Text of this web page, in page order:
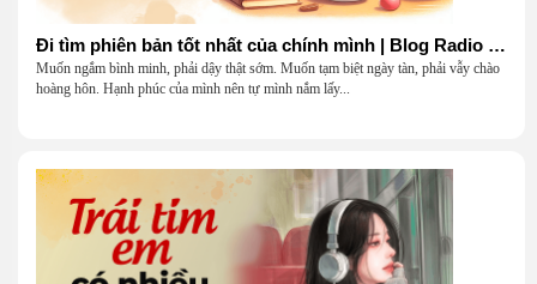
Đi tìm phiên bản tốt nhất của chính mình | Blog Radio 903
Muốn ngắm bình minh, phải dậy thật sớm. Muốn tạm biệt ngày tàn, phải vẫy chào
hoàng hôn. Hạnh phúc của mình nên tự mình nắm lấy...